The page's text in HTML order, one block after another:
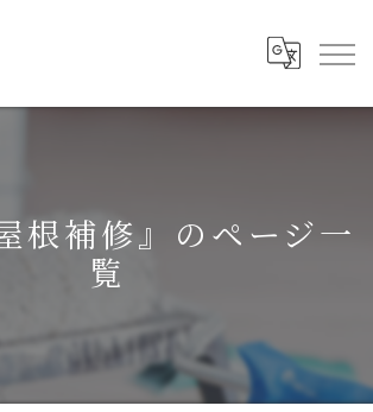
根補修』のページ一
覧